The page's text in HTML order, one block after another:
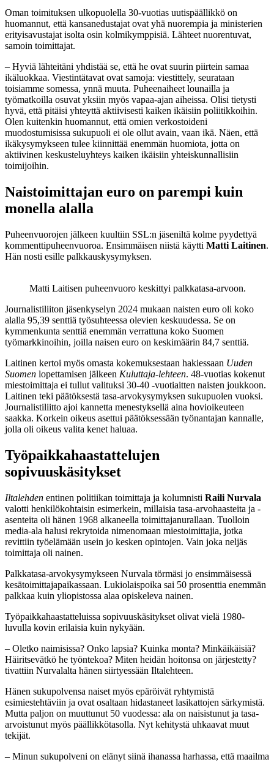
Oman toimituksen ulkopuolella 30-vuotias uutispäällikkö on
huomannut, että kansanedustajat ovat yhä nuorempia ja ministerien
erityisavustajat isolta osin kolmikymppisiä. Lähteet nuorentuvat,
samoin toimittajat.
– Hyviä lähteitäni yhdistää se, että he ovat suurin piirtein samaa
ikäluokkaa. Viestintätavat ovat samoja: viestittely, seurataan
toisiamme somessa, ynnä muuta. Puheenaiheet lounailla ja
työmatkoilla osuvat yksiin myös vapaa-ajan aiheissa. Olisi tietysti
hyvä, että pitäisi yhteyttä aktiivisesti kaiken ikäisiin poliitikkoihin.
Olen kuitenkin huomannut, että omien verkostoideni
muodostumisissa sukupuoli ei ole ollut avain, vaan ikä. Näen, että
ikäkysymykseen tulee kiinnittää enemmän huomiota, jotta on
aktiivinen keskusteluyhteys kaiken ikäisiin yhteiskunnallisiin
toimijoihin.
Naistoimittajan euro on parempi kuin
monella alalla
Puheenvuorojen jälkeen kuultiin SSL:n jäseniltä kolme pyydettyä
kommenttipuheenvuoroa. Ensimmäisen niistä käytti Matti Laitinen.
Hän nosti esille palkkauskysymyksen.
Matti Laitisen puheenvuoro keskittyi palkkatasa-arvoon.
Journalistiliiton jäsenkyselyn 2024 mukaan naisten euro oli koko
alalla 95,39 senttiä työsuhteessa olevien keskuudessa. Se on
kymmenkunta senttiä enemmän verrattuna koko Suomen
työmarkkinoihin, joilla naisen euro on keskimäärin 84,7 senttiä.
Laitinen kertoi myös omasta kokemuksestaan hakiessaan Uuden
Suomen lopettamisen jälkeen Kuluttaja-lehteen. 48-vuotias kokenut
miestoimittaja ei tullut valituksi 30-40 -vuotiaitten naisten joukkoon.
Laitinen teki päätöksestä tasa-arvokysymyksen sukupuolen vuoksi.
Journalistiliitto ajoi kannetta menestyksellä aina hovioikeuteen
saakka. Korkein oikeus asettui päätöksessään työnantajan kannalle,
jolla oli oikeus valita kenet haluaa.
Työpaikkahaastattelujen
sopivuuskäsitykset
Iltalehden entinen politiikan toimittaja ja kolumnisti Raili Nurvala
valotti henkilökohtaisin esimerkein, millaisia tasa-arvohaasteita ja -
asenteita oli hänen 1968 alkaneella toimittajanurallaan. Tuolloin
media-ala halusi rekrytoida nimenomaan miestoimittajia, jotka
revittiin työelämään usein jo kesken opintojen. Vain joka neljäs
toimittaja oli nainen.
Palkkatasa-arvokysymykseen Nurvala törmäsi jo ensimmäisessä
kesätoimittajapaikassaan. Lukiolaispoika sai 50 prosenttia enemmän
palkkaa kuin yliopistossa alaa opiskeleva nainen.
Työpaikkahaastatteluissa sopivuuskäsitykset olivat vielä 1980-
luvulla kovin erilaisia kuin nykyään.
– Oletko naimisissa? Onko lapsia? Kuinka monta? Minkäikäisiä?
Häiritsevätkö he työntekoa? Miten heidän hoitonsa on järjestetty?
tivattiin Nurvalalta hänen siirtyessään Iltalehteen.
Hänen sukupolvensa naiset myös epäröivät ryhtymistä
esimiestehtäviin ja ovat osaltaan hidastaneet lasikattojen särkymistä.
Mutta paljon on muuttunut 50 vuodessa: ala on naisistunut ja tasa-
arvoistunut myös päällikkötasolla. Nyt kehitystä uhkaavat muut
tekijät.
– Minun sukupolveni on elänyt siinä ihanassa harhassa, että maailma